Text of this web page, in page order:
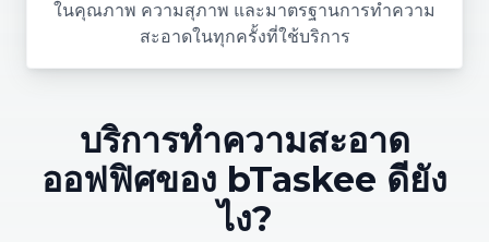
ในคุณภาพ ความสุภาพ และมาตรฐานการทำความ
สะอาดในทุกครั้งที่ใช้บริการ
บริการทำความสะอาด
ออฟฟิศของ bTaskee ดียัง
ไง?